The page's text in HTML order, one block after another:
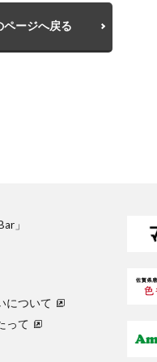
ページへ戻る
」
について
って